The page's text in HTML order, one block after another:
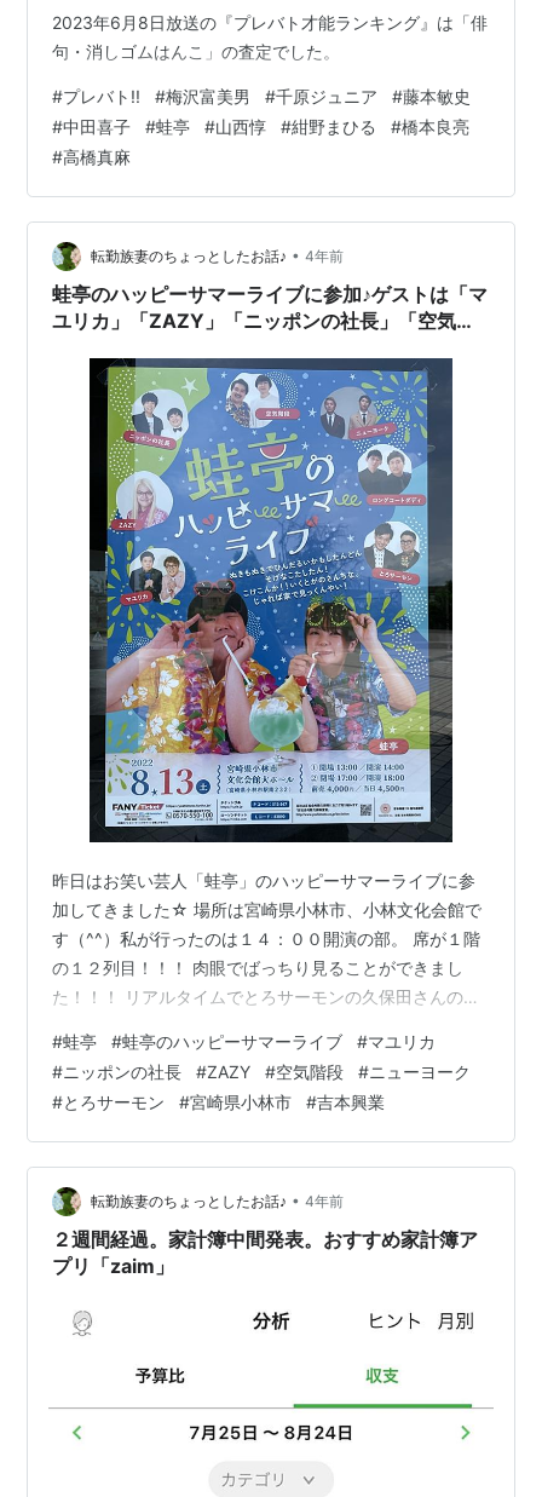
2023年6月8日放送の『プレバト才能ランキング』は「俳
句・消しゴムはんこ」の査定でした。
#プレバト!! #梅沢富美男 #千原ジュニア #藤本敏史
#中田喜子 #蛙亭 #山西惇 #紺野まひる #橋本良亮
#高橋真麻
転勤族妻のちょっとしたお話♪ • 4年前
蛙亭のハッピーサマーライブに参加♪ゲストは「マ
ユリカ」「ZAZY」「ニッポンの社長」「空気階
昨日はお笑い芸人「蛙亭」のハッピーサマーライブに参
加してきました☆ 場所は宮崎県小林市、小林文化会館で
す（^^）私が行ったのは１４：００開演の部。 席が１階
の１２列目！！！ 肉眼でばっちり見ることができまし
た！！！ リアルタイムでとろサーモンの久保田さんのツ
席！？」とヒリヒリしました。(笑) 結果はネットニュー
スになっていましたね(笑) 小林市は蛙亭のイワクラさん
の地元！！！ ということで気合たっぷりのライブでした
☆夫が仕事で行けない！という事情だったため一人で参
加。 結果、行ってよかった～！！！蛙亭のお二人はもち
ろん、今をときめくゲスト芸人さんたち…
#蛙亭 #蛙亭のハッピーサマーライブ #マユリカ
#ニッポンの社長 #ZAZY #空気階段 #ニューヨーク
#とろサーモン #宮崎県小林市 #吉本興業
転勤族妻のちょっとしたお話♪ • 4年前
２週間経過。家計簿中間発表。おすすめ家計簿ア
プリ「zaim」